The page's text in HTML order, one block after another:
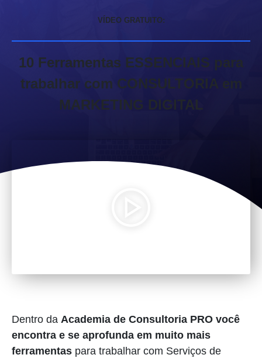
VÍDEO GRATUITO:
10 Ferramentas ESSENCIAIS para
trabalhar com CONSULTORIA em
MARKETING DIGITAL
Dentro da Academia de Consultoria PRO você
encontra e se aprofunda em muito mais
ferramentas para trabalhar com Serviços de